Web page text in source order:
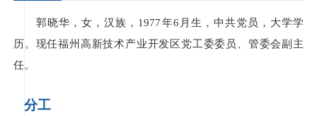
郭晓华，女，汉族，1977年6月生，中共党员，大学学
历。现任福州高新技术产业开发区党工委委员、管委会副主
任。
分工